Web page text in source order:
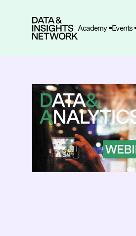
Academy Events